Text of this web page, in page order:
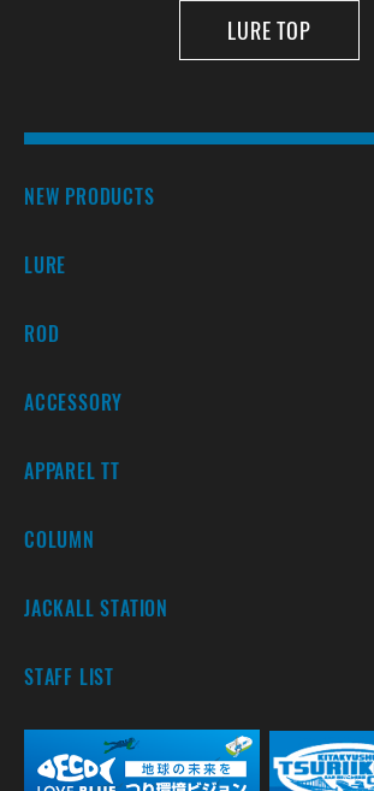
LURE TOP
NEW PRODUCTS
LURE
ROD
ACCESSORY
APPAREL TT
COLUMN
JACKALL STATION
STAFF LIST